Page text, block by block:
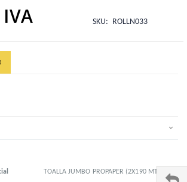
SKU ROLLN033
TOALLA JUMBO PROPAPER (2X190 MTS)